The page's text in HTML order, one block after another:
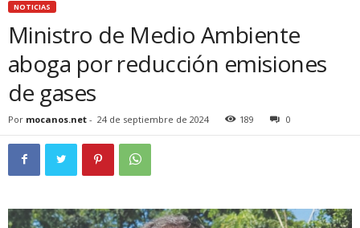
NOTICIAS
Ministro de Medio Ambiente
aboga por reducción emisiones
de gases
Por mocanos.net - 24 de septiembre de 2024 189 0